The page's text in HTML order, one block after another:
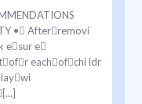
• Afterremovi
esur e
eachofchi ldr